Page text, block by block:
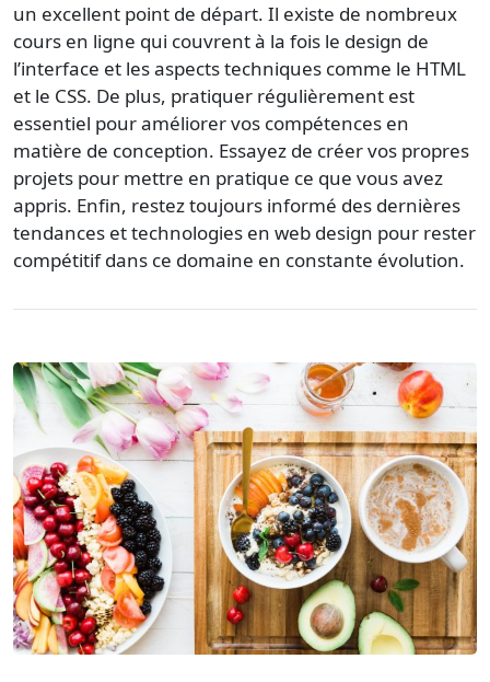
un excellent point de départ. Il existe de nombreux
cours en ligne qui couvrent à la fois le design de
l’interface et les aspects techniques comme le HTML
et le CSS. De plus, pratiquer régulièrement est
essentiel pour améliorer vos compétences en
matière de conception. Essayez de créer vos propres
projets pour mettre en pratique ce que vous avez
appris. Enfin, restez toujours informé des dernières
tendances et technologies en web design pour rester
compétitif dans ce domaine en constante évolution.